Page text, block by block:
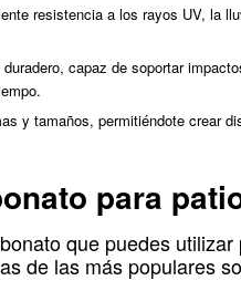
resistencia a los rayos UV, la
capaz de soportar
y tamaños, permitiéndote crear
para
que puedes utilizar
de las más populares